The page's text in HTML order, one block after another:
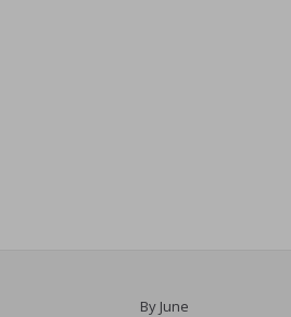
By June